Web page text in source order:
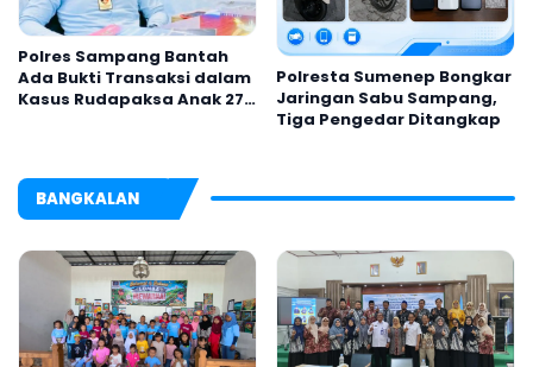
Polres Sampang Bantah
Ada Bukti Transaksi dalam
Kasus Rudapaksa Anak 27
Polresta Sumenep Bongkar
Jaringan Sabu Sampang,
Tiga Pengedar Ditangkap
BANGKALAN